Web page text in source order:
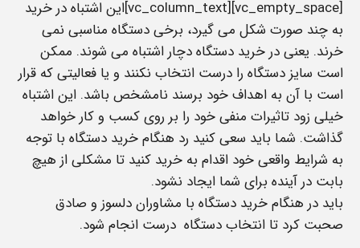
[vc_empty_space][vc_column_text]این اشتباه در خرید
به چند صورت شکل می گیرد، برخی دستگاه مناسبی نمی
خرند. یعنی در خرید دستگاه دچار اشتباه می شوند. ممکن
است سایز دستگاه را درست انتخاب نکنند و یا فعالیتی که قرار
است با آن به اهداف خود برسند نامشخص باشد. این اشتباه
خیلی زود تاثیرات منفی خود را بر روی کسب و کار خواهد
گذاشت. شما باید سعی کنید رد هنگام خرید دستگاه با توجه
به شرایط واقعی خود اقدام به خرید کنید تا مشکلی از هیچ
بابت در آینده برای شما ایجاد نشود.
باید در هنگام خرید دستگاه با مشاوران دلسوز و صادق
صحبت کرد تا انتخاب دستگاه درست انجام شود.